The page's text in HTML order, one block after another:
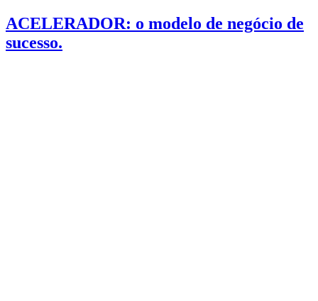
ACELERADOR: o modelo de negócio de
sucesso.